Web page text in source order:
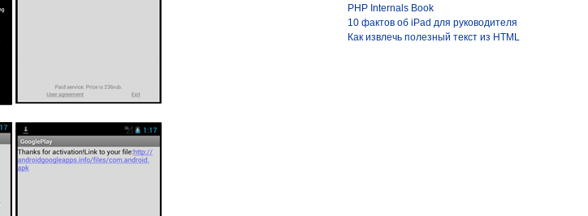
PHP Internals Book
10 фактов об iPad для руководителя
Как извлечь полезный текст из HTML